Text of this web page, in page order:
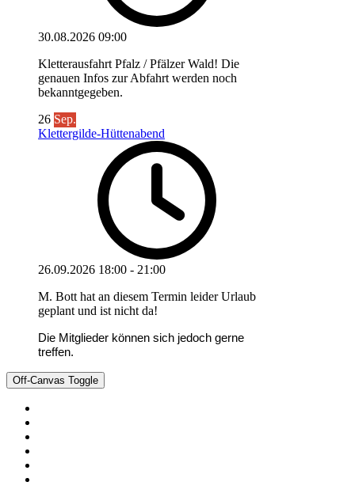
30.08.2026 09:00
Kletterausfahrt Pfalz / Pfälzer Wald! Die
genauen Infos zur Abfahrt werden noch
bekanntgegeben.
26 Sep.
Klettergilde-Hüttenabend
26.09.2026 18:00 - 21:00
M. Bott hat an diesem Termin leider Urlaub
geplant und ist nicht da!
Die Mitglieder können sich jedoch gerne
treffen.
Off-Canvas Toggle